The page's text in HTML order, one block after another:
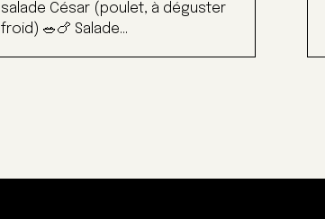
salade César (poulet, à déguster
froid) 🥗🍗 Salade...